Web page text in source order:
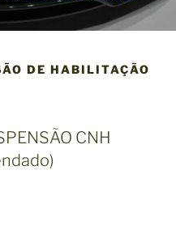
DE HABILITAÇÃO
CNH